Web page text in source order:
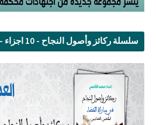
سلسلة ركائز وأصول النجاح - 10 اجزاء - القضاء المحاماة ...